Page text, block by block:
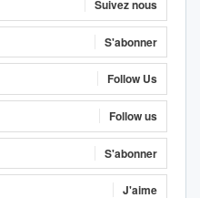
Suivez nous
S'abonner
Follow Us
Follow us
S'abonner
J'aime